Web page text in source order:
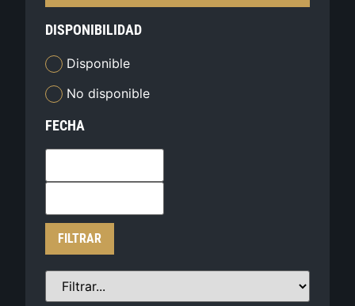
DISPONIBILIDAD
Disponible
No disponible
FECHA
FILTRAR